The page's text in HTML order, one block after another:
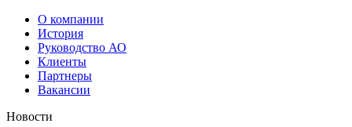
О компании
История
Руководство АО
Клиенты
Партнеры
Вакансии
Новости